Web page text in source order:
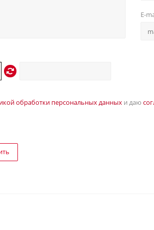
E-
обработки персональных данныхи даю